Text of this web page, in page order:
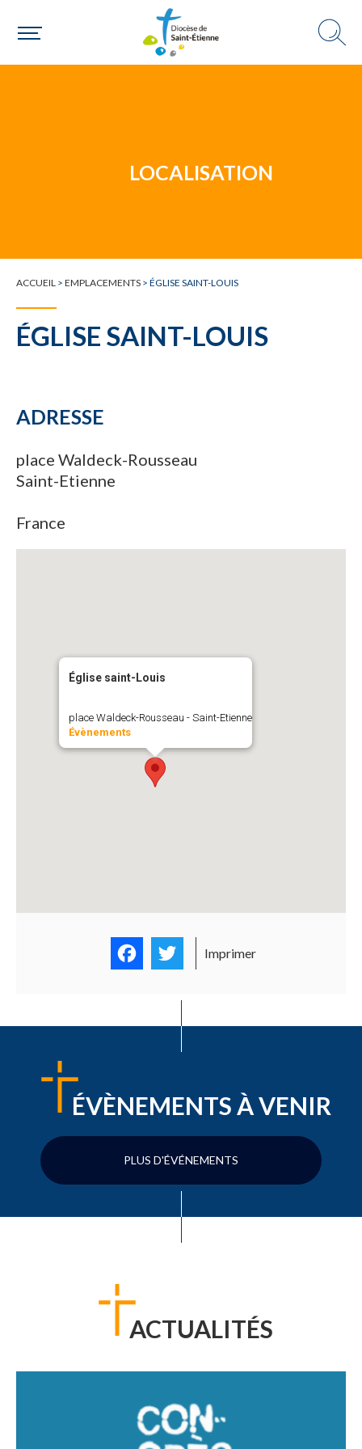
LOCALISATION
ACCUEIL > EMPLACEMENTS > ÉGLISE SAINT-LOUIS
ÉGLISE SAINT-LOUIS
ADRESSE
place Waldeck-Rousseau
Saint-Etienne
France
Église saint-Louis
place Waldeck-Rousseau - Saint-Etienne
Évènements
FacebookTwitter
Imprimer
ÉVÈNEMENTS À VENIR
PLUS D'ÉVÉNEMENTS
ACTUALITÉS